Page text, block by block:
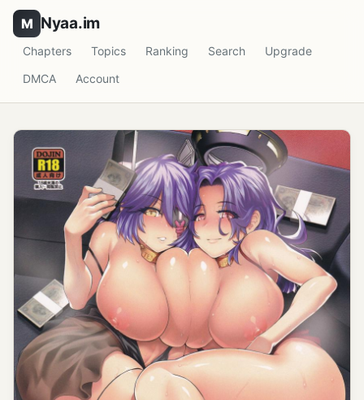
Nyaa.im
Chapters Topics Ranking Search
Upgrade
DMCA
Account